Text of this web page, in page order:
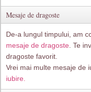
Mesaje de dragoste
De-a lungul timpului, am
mesaje de dragoste . Te
dragoste favorit.
Vrei mai multe mesaje de
iubire.